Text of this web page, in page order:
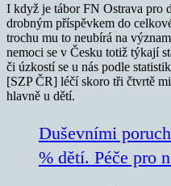
I když je tábor FN Ostrava pro
drobným příspěvkem do
trochu mu to neubírá na
nemoci se v Česku totiž týkají
či úzkostí se u nás podle
[SZP ČR] léčí skoro tři čtvrtě
hlavně u dětí.
Duševními
% dětí. Péče pro